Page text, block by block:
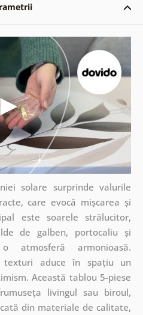
solare surprinde valurile
care evocă mișcarea și
este soarele strălucitor,
de galben, portocaliu și
atmosferă armonioasă.
texturi aduce în spațiu un
Această tablou 5-piese
livingul sau biroul,
din materiale de calitate,